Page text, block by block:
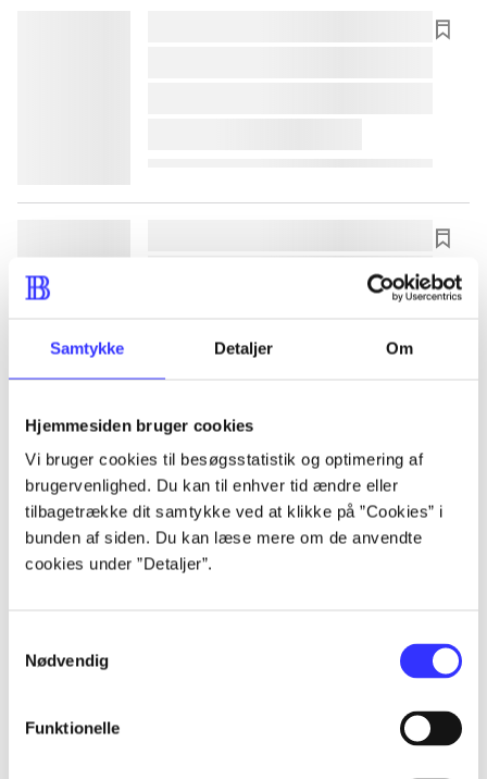
Samtykke Detaljer Om
Hjemmesiden bruger cookies
Vi bruger cookies til besøgsstatistik og optimering af
brugervenlighed. Du kan til enhver tid ændre eller
tilbagetrække dit samtykke ved at klikke på ”Cookies” i
bunden af siden. Du kan læse mere om de anvendte
cookies under ”Detaljer”.
Nødvendig
Funktionelle
lorem ipsum dolor sit amet ...
lorem ipsum dolor sit amet ...
lorem ipsum dolor sit amet ...
lorem ipsum dolor sit amet ...
lorem ipsum dolor sit amet ...
lorem ipsum dolor sit amet ...
lorem ipsum dolor sit amet ...
lorem ipsum dolor sit amet ...
lorem ipsum dolor sit amet ...
lorem ipsum dolor sit amet ...
lorem ipsum dolor sit amet ...